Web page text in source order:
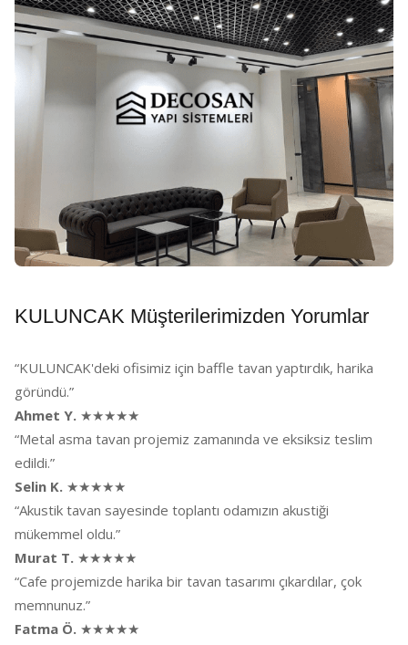
KULUNCAK Müşterilerimizden Yorumlar
“KULUNCAK'deki ofisimiz için baffle tavan yaptırdık, harika
göründü.”
Ahmet Y. ★★★★★
“Metal asma tavan projemiz zamanında ve eksiksiz teslim
edildi.”
Selin K. ★★★★★
“Akustik tavan sayesinde toplantı odamızın akustiği
mükemmel oldu.”
Murat T. ★★★★★
“Cafe projemizde harika bir tavan tasarımı çıkardılar, çok
memnunuz.”
Fatma Ö. ★★★★★